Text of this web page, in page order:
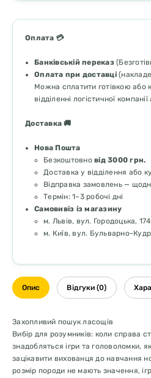
Оплата 💳
Банківській переказ
Оплата при доставці
Можна сплатити готівкою або
відділенні логістичної
Доставка 🚚
Нова Пошта
Безкоштовно від 3000 грн.
Доставка у відділення або
Відправка замовлень —
Термін: 1–3 робочі дні
Самовивіз із магазину
м. Львів, вул. Городоцька, 174
м. Київ, вул. Бульварно-
Опис Відгуки (0)
Захопливий пошук ласощів
Вибір для розумників: коли справа
знадобляться ігри та головоломки,
зацікавити вихованця до навчання
розмір породи не мають значення,